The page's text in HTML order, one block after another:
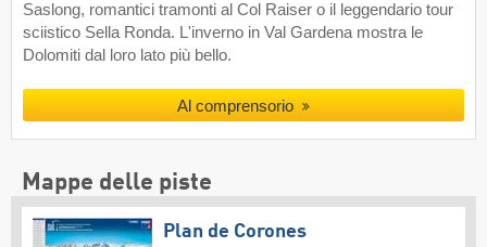
Saslong, romantici tramonti al Col Raiser o il leggendario tour
sciistico Sella Ronda. L'inverno in Val Gardena mostra le
Dolomiti dal loro lato più bello.
Al comprensorio
Mappe delle piste
Plan de Corones